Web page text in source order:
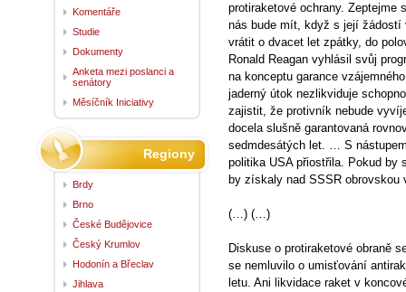
protiraketové ochrany. Zeptejme
nás bude mít, když s její
vrátit o dvacet let zpátky, do
Ronald Reagan vyhlásil svůj
na konceptu garance
jaderný útok nezlikviduje
zajistit, že protivník nebude
docela slušně garantovaná
sedmdesátých let. … S
politika USA přiostřila. Pokud by
by získaly nad SSSR obrovskou
(…) (…)
Diskuse o protiraketové obraně
se nemluvilo o umisťování
letu. Ani likvidace raket v
Komentáře
Studie
Dokumenty
Anketa mezi poslanci a
senátory
Měsíčník Iniciativy
Regiony
Brdy
Brno
České Budějovice
Český Krumlov
Hodonín a Břeclav
Jihlava